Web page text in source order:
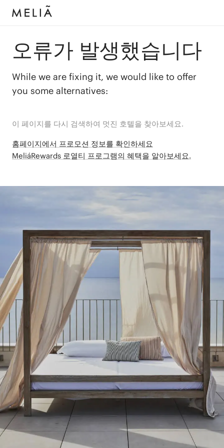
오류가 발생했습니다
While we are fixing it, we would like to offer
you some alternatives:
이 페이지를 다시 검색하여 멋진 호텔을 찾아보세요.
홈페이지에서 프로모션 정보를 확인하세요
MeliáRewards 로열티 프로그램의 혜택을 알아보세요.